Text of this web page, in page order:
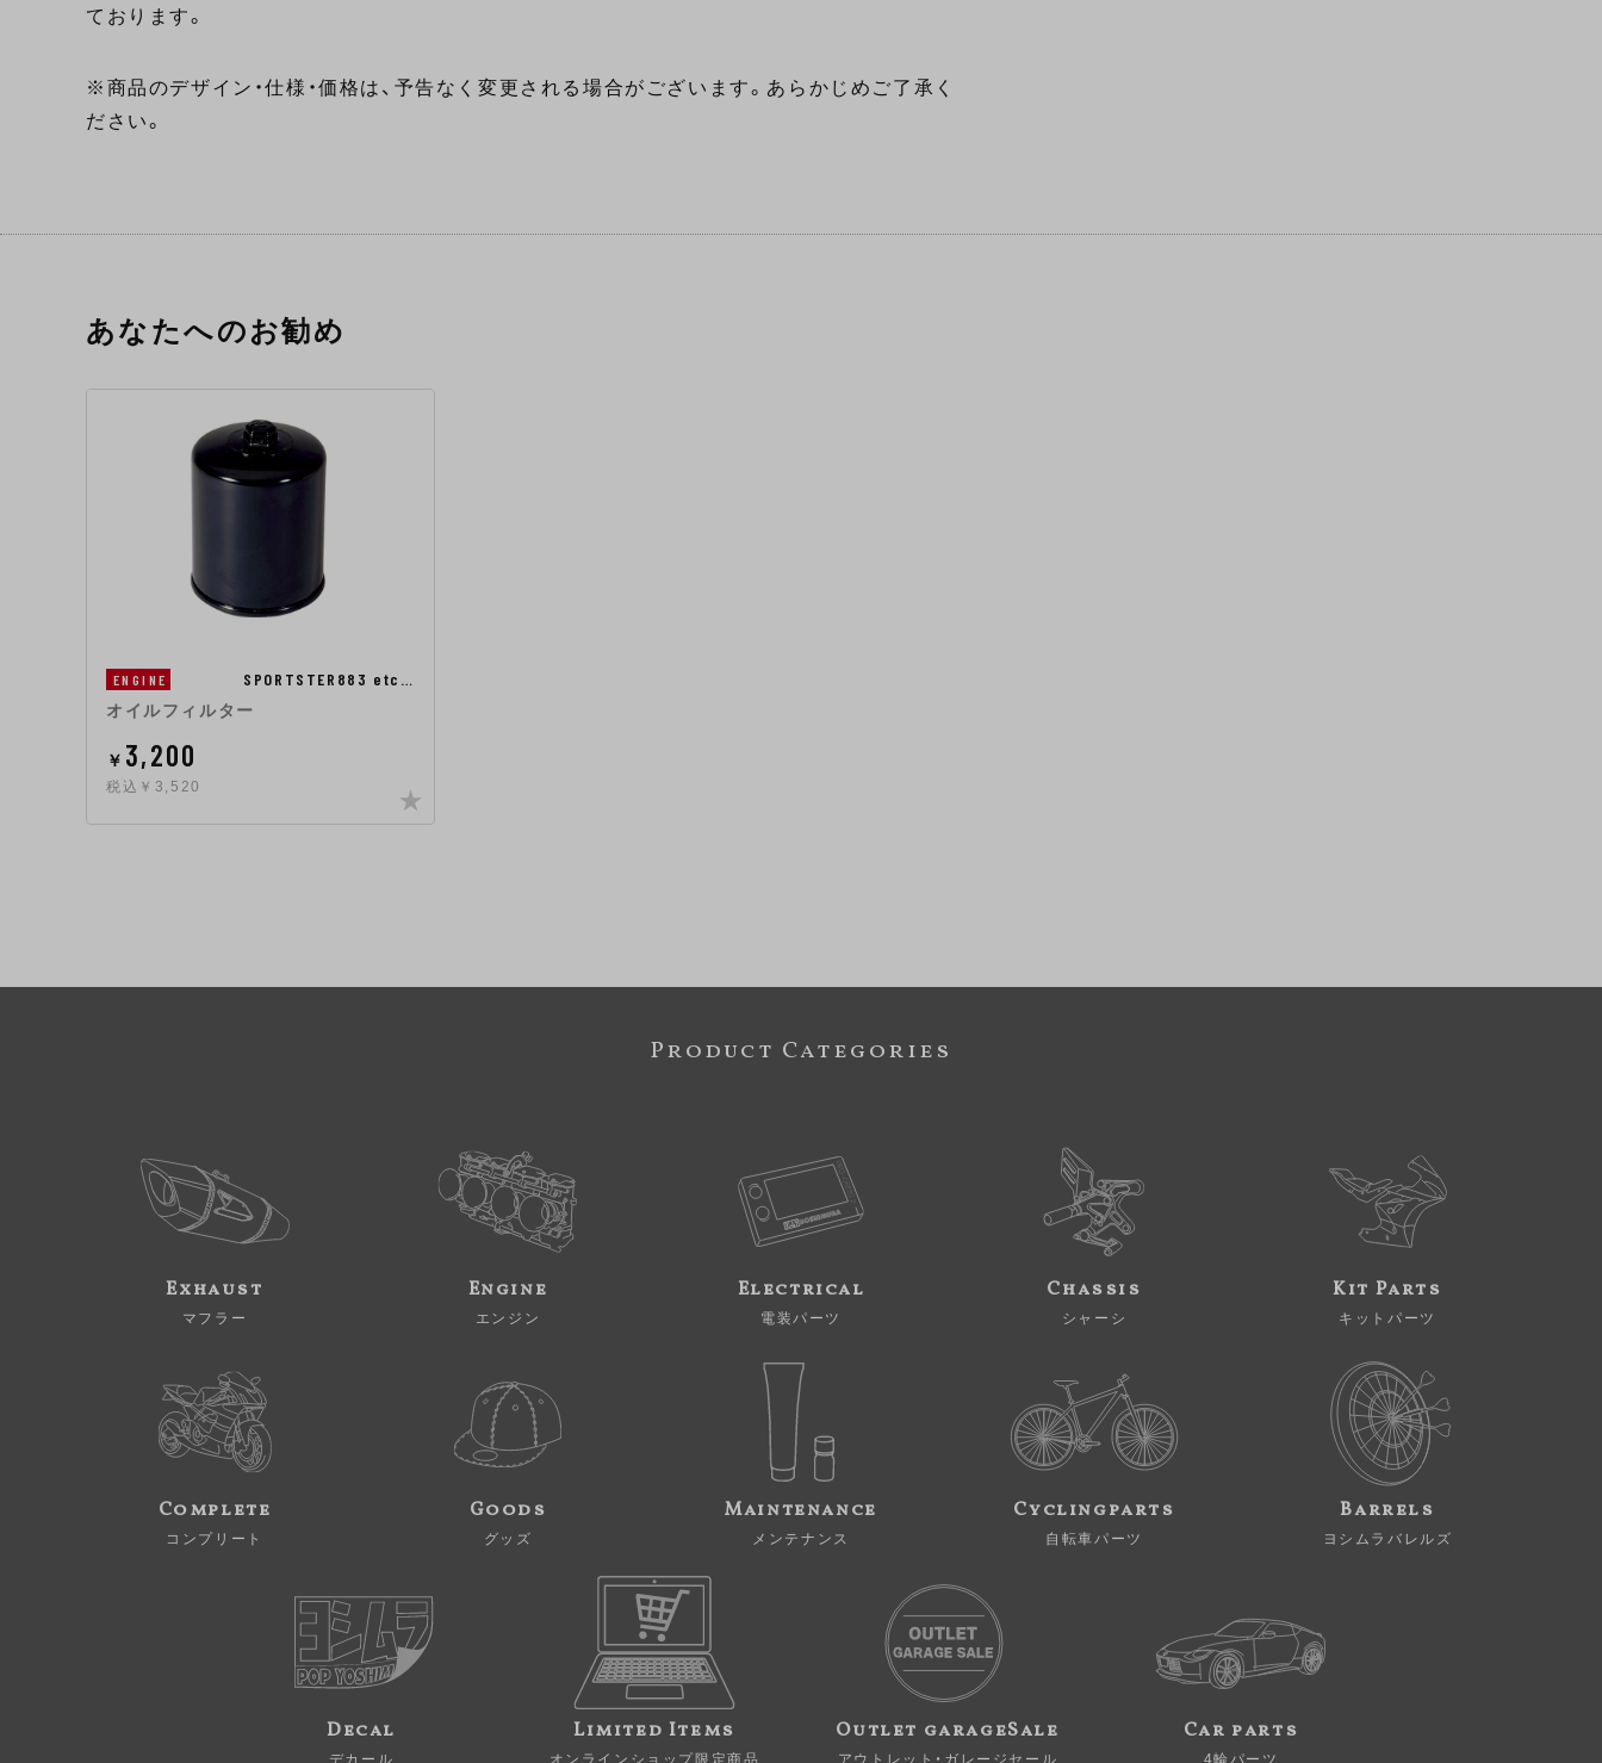
ております。
※商品のデザイン・仕様・価格は、予告なく変更される場合がございます。あらかじめご了承く
ださい。
あなたへのお勧め
ENGINE SPORTSTER883 etc…
オイルフィルター
￥ 3,200
税込￥3,520
Product Categories
Exhaust
マフラー
Engine
エンジン
Electrical
電装パーツ
Chassis
シャーシ
Kit Parts
キットパーツ
Complete
コンプリート
Goods
グッズ
Maintenance
メンテナンス
Cyclingparts
自転車パーツ
Barrels
ヨシムラバレルズ
Decal
デカール
Limited Items
オンラインショップ限定商品
Outlet garageSale
アウトレット・ガレージセール
Car parts
4輪パーツ